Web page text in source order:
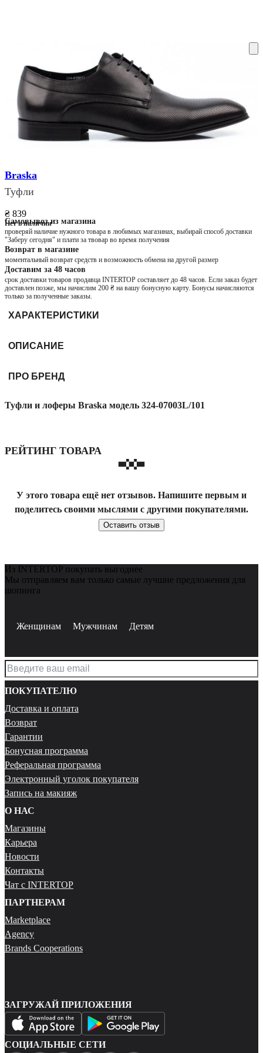
Braska
Туфли
₴ 839
Нет в наличии
Самовывоз из магазина
проверяй наличие нужного товара в любимых магазинах, выбирай способ доставки
"Заберу сегодня" и плати за твовар во время получения
Возврат в магазине
моментальный возврат средств и возможность обмена на другой размер
Доставим за 48 часов
срок доставки товаров продавца INTERTOP составляет до 48 часов. Если заказ будет
доставлен позже, мы начислим 200 ₴ на вашу бонусную карту. Бонусы начисляются
только за полученные заказы.
ХАРАКТЕРИСТИКИ
ОПИСАНИЕ
ПРО БРЕНД
Туфли и лоферы Braska модель 324-07003L/101
РЕЙТИНГ ТОВАРА
У этого товара ещё нет отзывов. Напишите первым и
поделитесь своими мыслями с другими покупателями.
Оставить отзыв
Из INTERTOP покупать выгоднее
Мы отправляем вам только самые лучшие предложения для
шопинга
Женщинам Мужчинам Детям
ПОКУПАТЕЛЮ
Доставка и оплата
Возврат
Гарантии
Бонусная программа
Реферальная программа
Электронный уголок покупателя
Запись на макияж
О НАС
Магазины
Карьера
Новости
Контакты
Чат с INTERTOP
ПАРТНЕРАМ
Marketplace
Agency
Brands Cooperations
ЗАГРУЖАЙ ПРИЛОЖЕНИЯ
СОЦИАЛЬНЫЕ СЕТИ